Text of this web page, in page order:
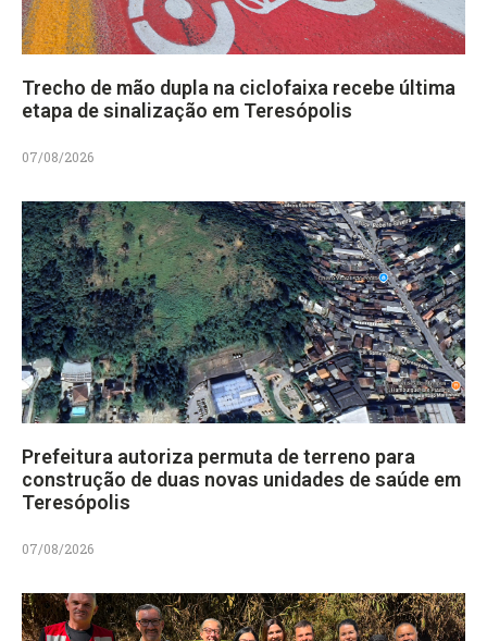
Trecho de mão dupla na ciclofaixa recebe última
etapa de sinalização em Teresópolis
07/08/2026
Prefeitura autoriza permuta de terreno para
construção de duas novas unidades de saúde em
Teresópolis
07/08/2026